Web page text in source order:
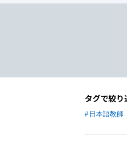
タグで絞り
日本語教師